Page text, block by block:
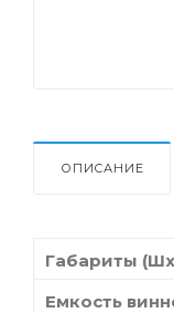
ОПИСАНИЕ
Габариты
Емкость